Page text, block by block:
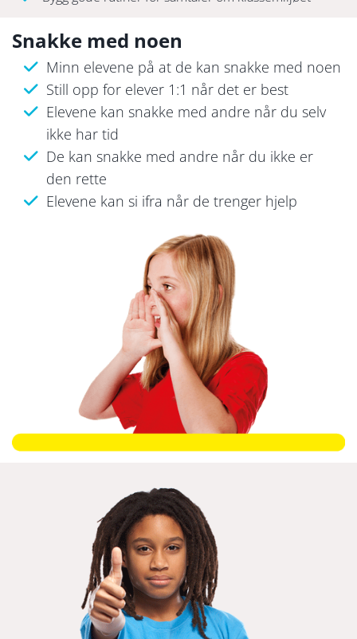
Snakke med noen
Minn elevene på at de kan snakke med noen
Still opp for elever 1:1 når det er best
Elevene kan snakke med andre når du selv
ikke har tid
De kan snakke med andre når du ikke er
den rette
Elevene kan si ifra når de trenger hjelp